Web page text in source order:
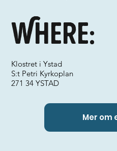
Where:
Klostret i Ystad
S:t Petri Kyrkoplan
271 34 YSTAD
Mer om